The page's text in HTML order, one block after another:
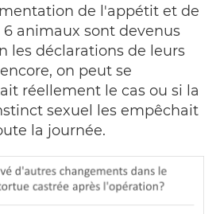
de l'appétit et de
6 animaux sont devenus
les déclarations de leurs
on peut se
réellement le cas ou si la
sexuel les empêchait
la journée.